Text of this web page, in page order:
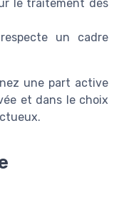
le traitement des
un cadre
une part active
et dans le choix